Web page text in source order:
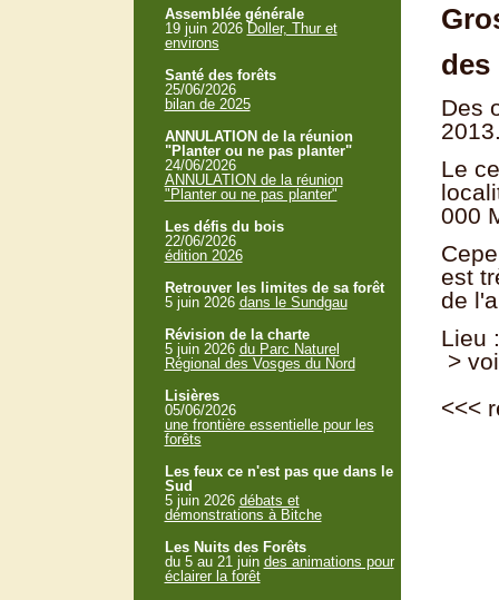
des
Des
Le
000
est
de
Lieu
>
<<<
Assemblée générale
19 juin 2026 Doller, Thur et
environs
Santé des forêts
25/06/2026
bilan de 2025
ANNULATION de la réunion
"Planter ou ne pas planter"
24/06/2026
ANNULATION de la réunion
"Planter ou ne pas planter"
Les défis du bois
22/06/2026
édition 2026
Retrouver les limites de sa forêt
5 juin 2026 dans le Sundgau
Révision de la charte
5 juin 2026 du Parc Naturel
Régional des Vosges du Nord
Lisières
05/06/2026
une frontière essentielle pour les
forêts
Les feux ce n'est pas que dans le
Sud
5 juin 2026 débats et
démonstrations à Bitche
Les Nuits des Forêts
du 5 au 21 juin des animations pour
éclairer la forêt